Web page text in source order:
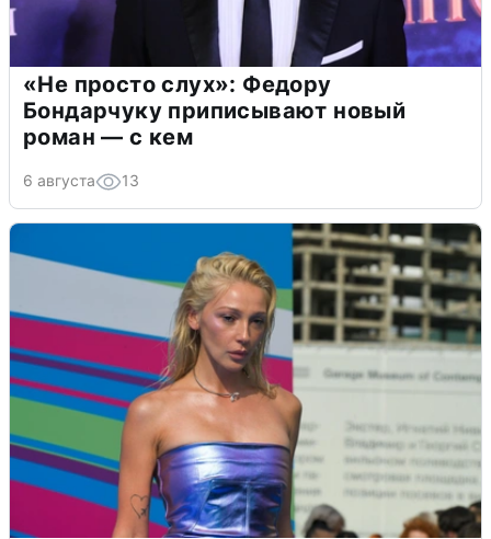
«Не просто слух»: Федору
Бондарчуку приписывают новый
роман — с кем
6 августа 13